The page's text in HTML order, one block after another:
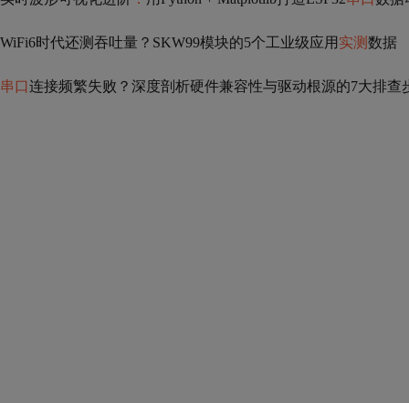
WiFi6时代还测吞吐量？SKW99模块的5个工业级应用 实测 数据
串口连接频繁失败？深度剖析硬件兼容性与驱动根源的7大排查